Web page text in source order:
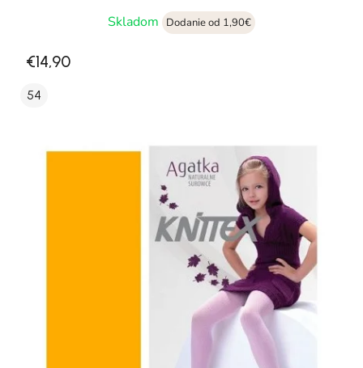
Skladom
Dodanie od 1,90€
€14,90
54